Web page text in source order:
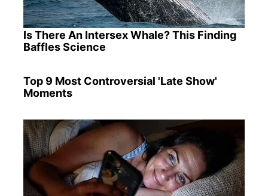
Is There An Intersex Whale? This Finding
Baffles Science
Top 9 Most Controversial 'Late Show'
Moments